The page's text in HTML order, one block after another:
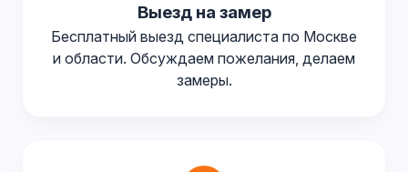
Выезд на замер
Бесплатный выезд специалиста по Москве
и области. Обсуждаем пожелания, делаем
замеры.